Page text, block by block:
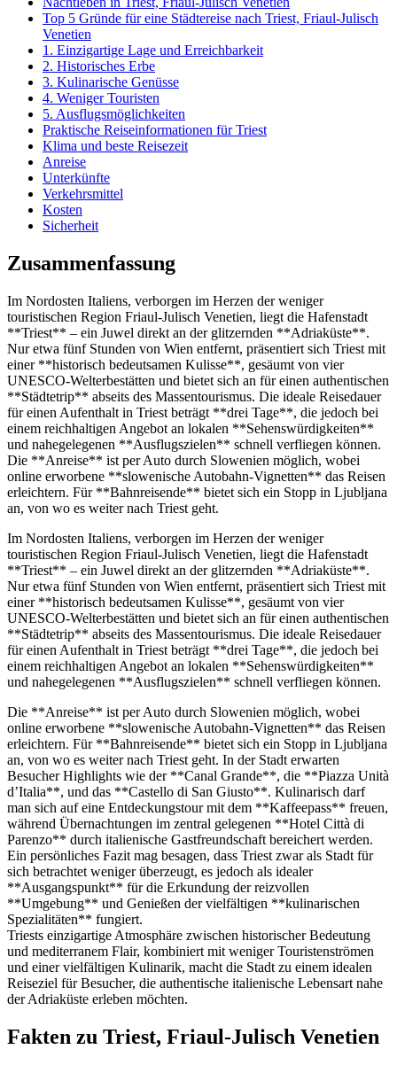
Top 5 Gründe für eine Städtereise nach Triest, Friaul-Julisch
Venetien
1. Einzigartige Lage und Erreichbarkeit
2. Historisches Erbe
3. Kulinarische Genüsse
4. Weniger Touristen
5. Ausflugsmöglichkeiten
Praktische Reiseinformationen für Triest
Klima und beste Reisezeit
Anreise
Unterkünfte
Verkehrsmittel
Kosten
Sicherheit
Zusammenfassung
Im Nordosten Italiens, verborgen im Herzen der weniger
touristischen Region Friaul-Julisch Venetien, liegt die Hafenstadt
**Triest** – ein Juwel direkt an der glitzernden **Adriaküste**.
Nur etwa fünf Stunden von Wien entfernt, präsentiert sich Triest mit
einer **historisch bedeutsamen Kulisse**, gesäumt von vier
UNESCO-Welterbestätten und bietet sich an für einen authentischen
**Städtetrip** abseits des Massentourismus. Die ideale Reisedauer
für einen Aufenthalt in Triest beträgt **drei Tage**, die jedoch bei
einem reichhaltigen Angebot an lokalen **Sehenswürdigkeiten**
und nahegelegenen **Ausflugszielen** schnell verfliegen können.
Die **Anreise** ist per Auto durch Slowenien möglich, wobei
online erworbene **slowenische Autobahn-Vignetten** das Reisen
erleichtern. Für **Bahnreisende** bietet sich ein Stopp in Ljubljana
an, von wo es weiter nach Triest geht.
Im Nordosten Italiens, verborgen im Herzen der weniger
touristischen Region Friaul-Julisch Venetien, liegt die Hafenstadt
**Triest** – ein Juwel direkt an der glitzernden **Adriaküste**.
Nur etwa fünf Stunden von Wien entfernt, präsentiert sich Triest mit
einer **historisch bedeutsamen Kulisse**, gesäumt von vier
UNESCO-Welterbestätten und bietet sich an für einen authentischen
**Städtetrip** abseits des Massentourismus. Die ideale Reisedauer
für einen Aufenthalt in Triest beträgt **drei Tage**, die jedoch bei
einem reichhaltigen Angebot an lokalen **Sehenswürdigkeiten**
und nahegelegenen **Ausflugszielen** schnell verfliegen können.
Die **Anreise** ist per Auto durch Slowenien möglich, wobei
online erworbene **slowenische Autobahn-Vignetten** das Reisen
erleichtern. Für **Bahnreisende** bietet sich ein Stopp in Ljubljana
an, von wo es weiter nach Triest geht. In der Stadt erwarten
Besucher Highlights wie der **Canal Grande**, die **Piazza Unità
d’Italia**, und das **Castello di San Giusto**. Kulinarisch darf
man sich auf eine Entdeckungstour mit dem **Kaffeepass** freuen,
während Übernachtungen im zentral gelegenen **Hotel Città di
Parenzo** durch italienische Gastfreundschaft bereichert werden.
Ein persönliches Fazit mag besagen, dass Triest zwar als Stadt für
sich betrachtet weniger überzeugt, es jedoch als idealer
**Ausgangspunkt** für die Erkundung der reizvollen
**Umgebung** und Genießen der vielfältigen **kulinarischen
Spezialitäten** fungiert.
Triests einzigartige Atmosphäre zwischen historischer Bedeutung
und mediterranem Flair, kombiniert mit weniger Touristenströmen
und einer vielfältigen Kulinarik, macht die Stadt zu einem idealen
Reiseziel für Besucher, die authentische italienische Lebensart nahe
der Adriaküste erleben möchten.
Fakten zu Triest, Friaul-Julisch Venetien